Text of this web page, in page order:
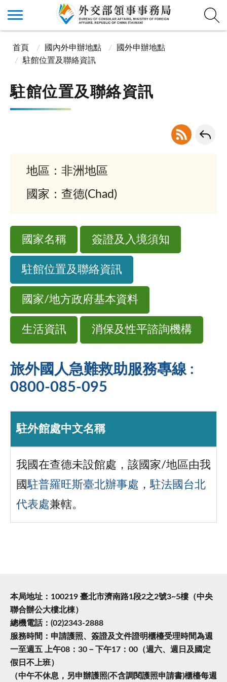
首頁 國內外申辦地點
國外申辦地點
駐館位置及聯絡資訊
駐館位置及聯絡資訊
地區：非洲地區
國家：查德(Chad)
國家名稱 簽證及入境須知
駐館位置及聯絡資訊
國家/地方政府基本資料
生活資訊 消保及性平諮詢機構
旅外國人急難救助服務專線 :
0800-085-095
駐外館處中文名稱
我國在查德未設館處，該國家/地區由我
國駐普羅旺斯臺北辦事處 ，駐法國台北
代表處兼轄。
本局地址：100219 臺北市濟南路1段2之2號3~5樓（中央
聯合辦公大樓北棟）
總機電話：(02)2343-2888
服務時間：申請護照、簽證及文件證明櫃檯受理時間為週
一至週五 上午08：30－下午17：00（週六、週日及國定
假日不上班）
（中午不休息，另申辦護照(不含調閱護照申請書)櫃檯每週